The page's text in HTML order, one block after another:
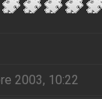
2003, 10:22